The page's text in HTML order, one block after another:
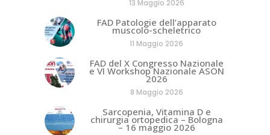
13 Maggio 2026
FAD Patologie dell’apparato
muscolo-scheletrico
11 Maggio 2026
FAD del X Congresso Nazionale
e VI Workshop Nazionale ASON
2026
8 Maggio 2026
Sarcopenia, Vitamina D e
chirurgia ortopedica – Bologna
– 16 maggio 2026